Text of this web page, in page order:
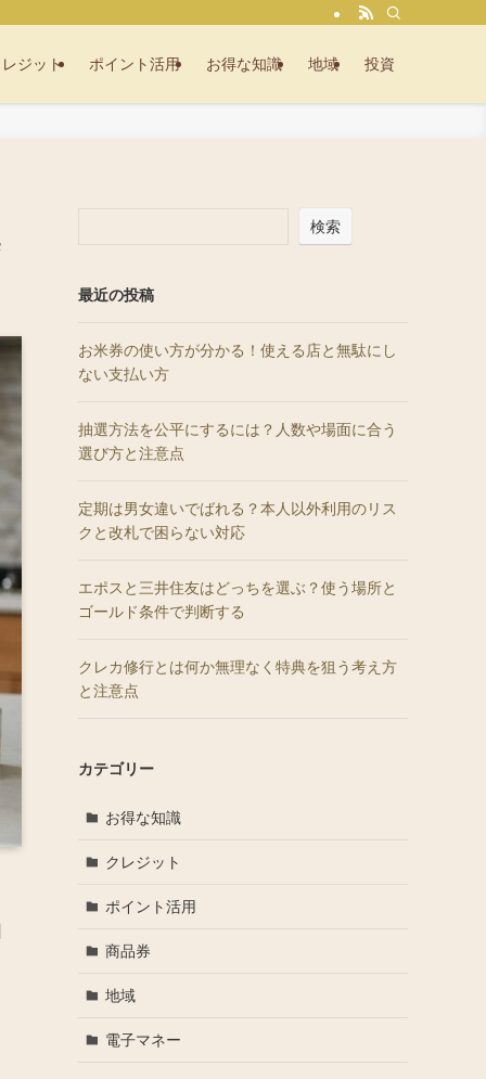
ジット ポイント活用 お得な知識 地域 投資
検索
最近の投稿
お米券の使い方が分かる！使える店と無駄にし
ない支払い方
抽選方法を公平にするには？人数や場面に合う
選び方と注意点
定期は男女違いでばれる？本人以外利用のリス
クと改札で困らない対応
エポスと三井住友はどっちを選ぶ？使う場所と
ゴールド条件で判断する
クレカ修行とは何か無理なく特典を狙う考え方
と注意点
カテゴリー
お得な知識
クレジット
ポイント活用
商品券
地域
電子マネー